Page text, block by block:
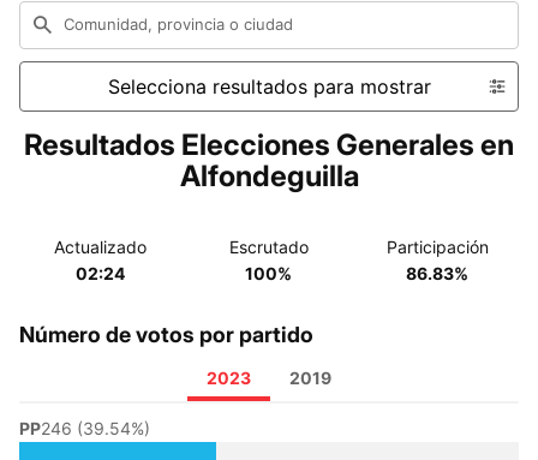
Comunidad, provincia o ciudad
Selecciona resultados para mostrar
Resultados Elecciones Generales en
Alfondeguilla
Actualizado
02:24
Escrutado
100%
Participación
86.83%
Número de votos por partido
2023 2019
PP246 (39.54%)